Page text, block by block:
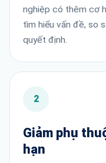
nghiệp có thêm cơ
tìm hiểu vấn đề, so
quyết định.
2
Giảm phụ
hạn